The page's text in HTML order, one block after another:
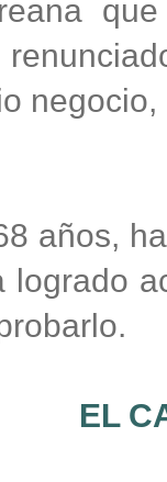
años,
logrado
EL